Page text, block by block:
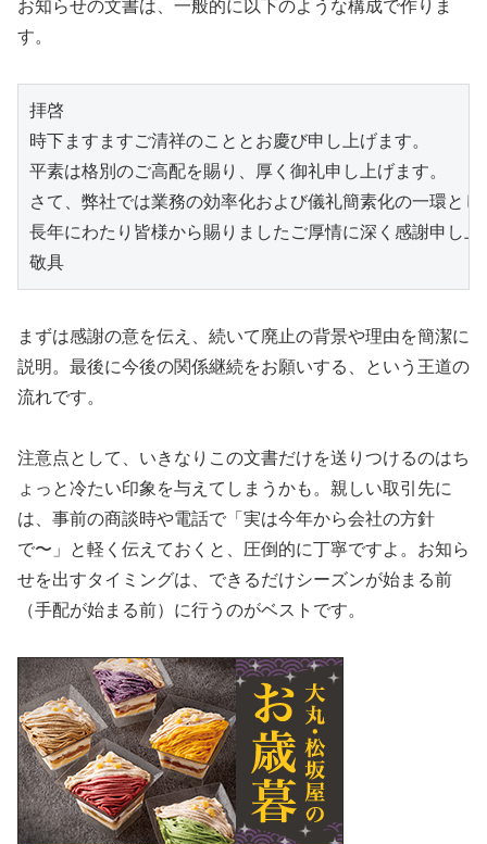
お知らせの文書は、一般的に以下のような構成で作りま
す。
拝啓
時下ますますご清祥のこととお慶び申し上げます。
平素は格別のご高配を賜り、厚く御礼申し上げます。
さて、弊社では業務の効率化および儀礼簡素化の一環と
長年にわたり皆様から賜りましたご厚情に深く感謝申し
敬具
まずは感謝の意を伝え、続いて廃止の背景や理由を簡潔に
説明。最後に今後の関係継続をお願いする、という王道の
流れです。
注意点として、いきなりこの文書だけを送りつけるのはち
ょっと冷たい印象を与えてしまうかも。親しい取引先に
は、事前の商談時や電話で「実は今年から会社の方針
で〜」と軽く伝えておくと、圧倒的に丁寧ですよ。お知ら
せを出すタイミングは、できるだけシーズンが始まる前
（手配が始まる前）に行うのがベストです。